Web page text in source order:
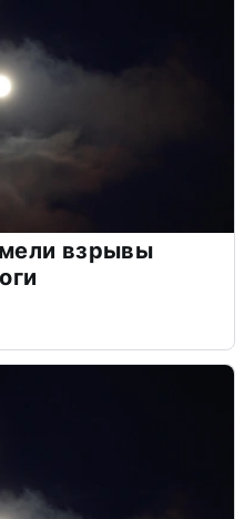
взрывы